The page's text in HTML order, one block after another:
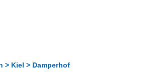
> Kiel > Damperhof